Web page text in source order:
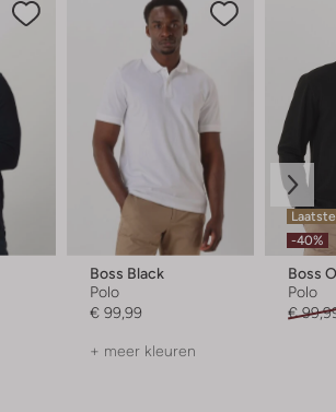
Boss Black
Polo
€ 99,99
+ meer kleuren
-40%
Boss
Polo
€